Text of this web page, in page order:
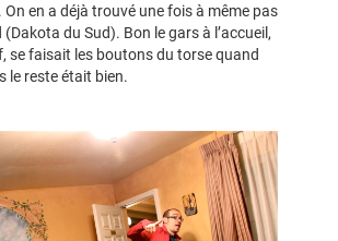
en a déjà trouvé une fois à même pas
du Sud). Bon le gars à l’accueil,
se faisait les boutons du torse quand
le reste était bien.